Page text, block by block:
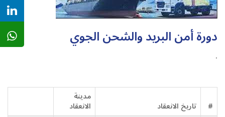
دورة أمن البريد والشحن الجوي
.
# تاريخ الانعقاد
مدينة
الانعقاد